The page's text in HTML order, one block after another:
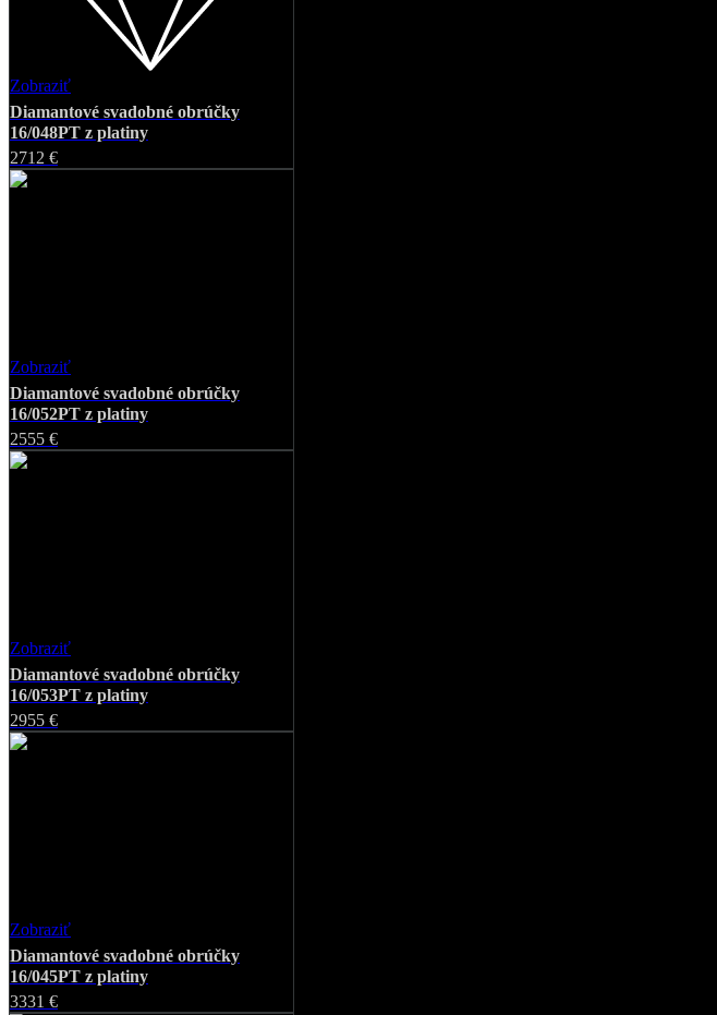
Zobraziť
Diamantové svadobné obrúčky
16/048PT z platiny
2712 €
Zobraziť Favorite
Diamantové svadobné obrúčky
16/052PT z platiny
Zobraziť